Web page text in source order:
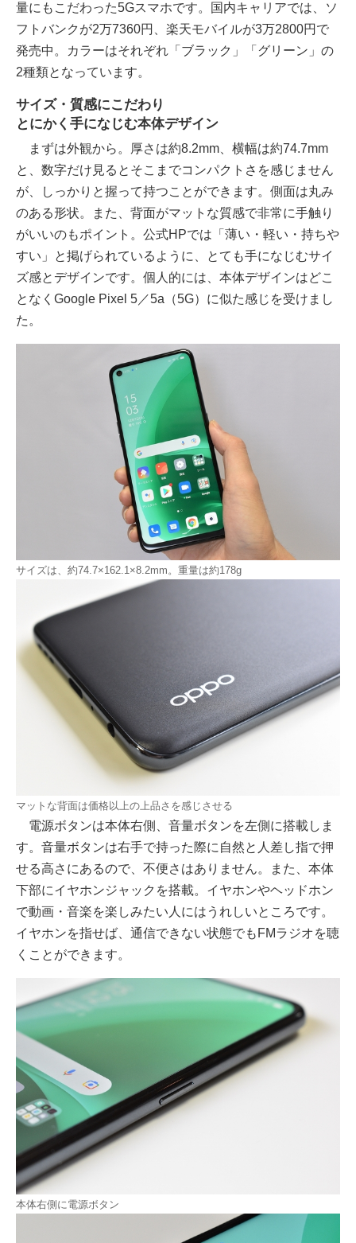
量にもこだわった5Gスマホです。国内キャリアでは、ソ
フトバンクが2万7360円、楽天モバイルが3万2800円で
発売中。カラーはそれぞれ「ブラック」「グリーン」の
2種類となっています。
サイズ・質感にこだわり
とにかく手になじむ本体デザイン
まずは外観から。厚さは約8.2mm、横幅は約74.7mm
と、数字だけ見るとそこまでコンパクトさを感じません
が、しっかりと握って持つことができます。側面は丸み
のある形状。また、背面がマットな質感で非常に手触り
がいいのもポイント。公式HPでは「薄い・軽い・持ちや
すい」と掲げられているように、とても手になじむサイ
ズ感とデザインです。個人的には、本体デザインはどこ
となくGoogle Pixel 5／5a（5G）に似た感じを受けまし
た。
サイズは、約74.7×162.1×8.2mm。重量は約178g
マットな背面は価格以上の上品さを感じさせる
電源ボタンは本体右側、音量ボタンを左側に搭載しま
す。音量ボタンは右手で持った際に自然と人差し指で押
せる高さにあるので、不便さはありません。また、本体
下部にイヤホンジャックを搭載。イヤホンやヘッドホン
で動画・音楽を楽しみたい人にはうれしいところです。
イヤホンを指せば、通信できない状態でもFMラジオを聴
くことができます。
本体右側に電源ボタン